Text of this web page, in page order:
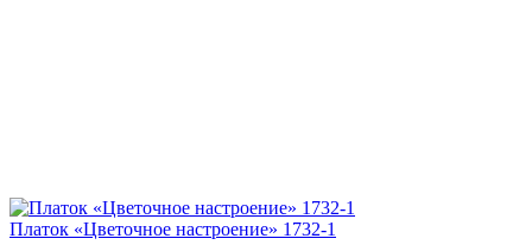
Платок «Цветочное настроение» 1732-1